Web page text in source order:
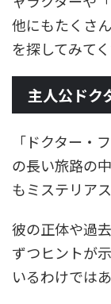
他にもたくさ
を探してみてく
主人公ドク
「ドクター・
の長い旅路の
もミステリア
彼の正体や過
ずつヒントが
いるわけでは